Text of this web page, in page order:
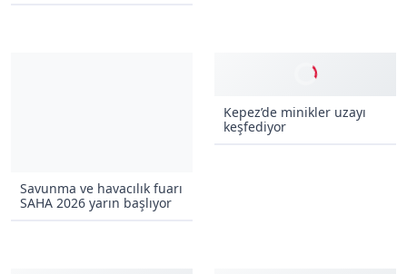
Savunma ve havacılık fuarı
SAHA 2026 yarın başlıyor
Kepez’de minikler uzayı
keşfediyor